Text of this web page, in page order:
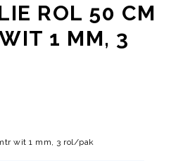
ROL 50 CM
1 MM, 3
wit 1 mm, 3 rol/pak